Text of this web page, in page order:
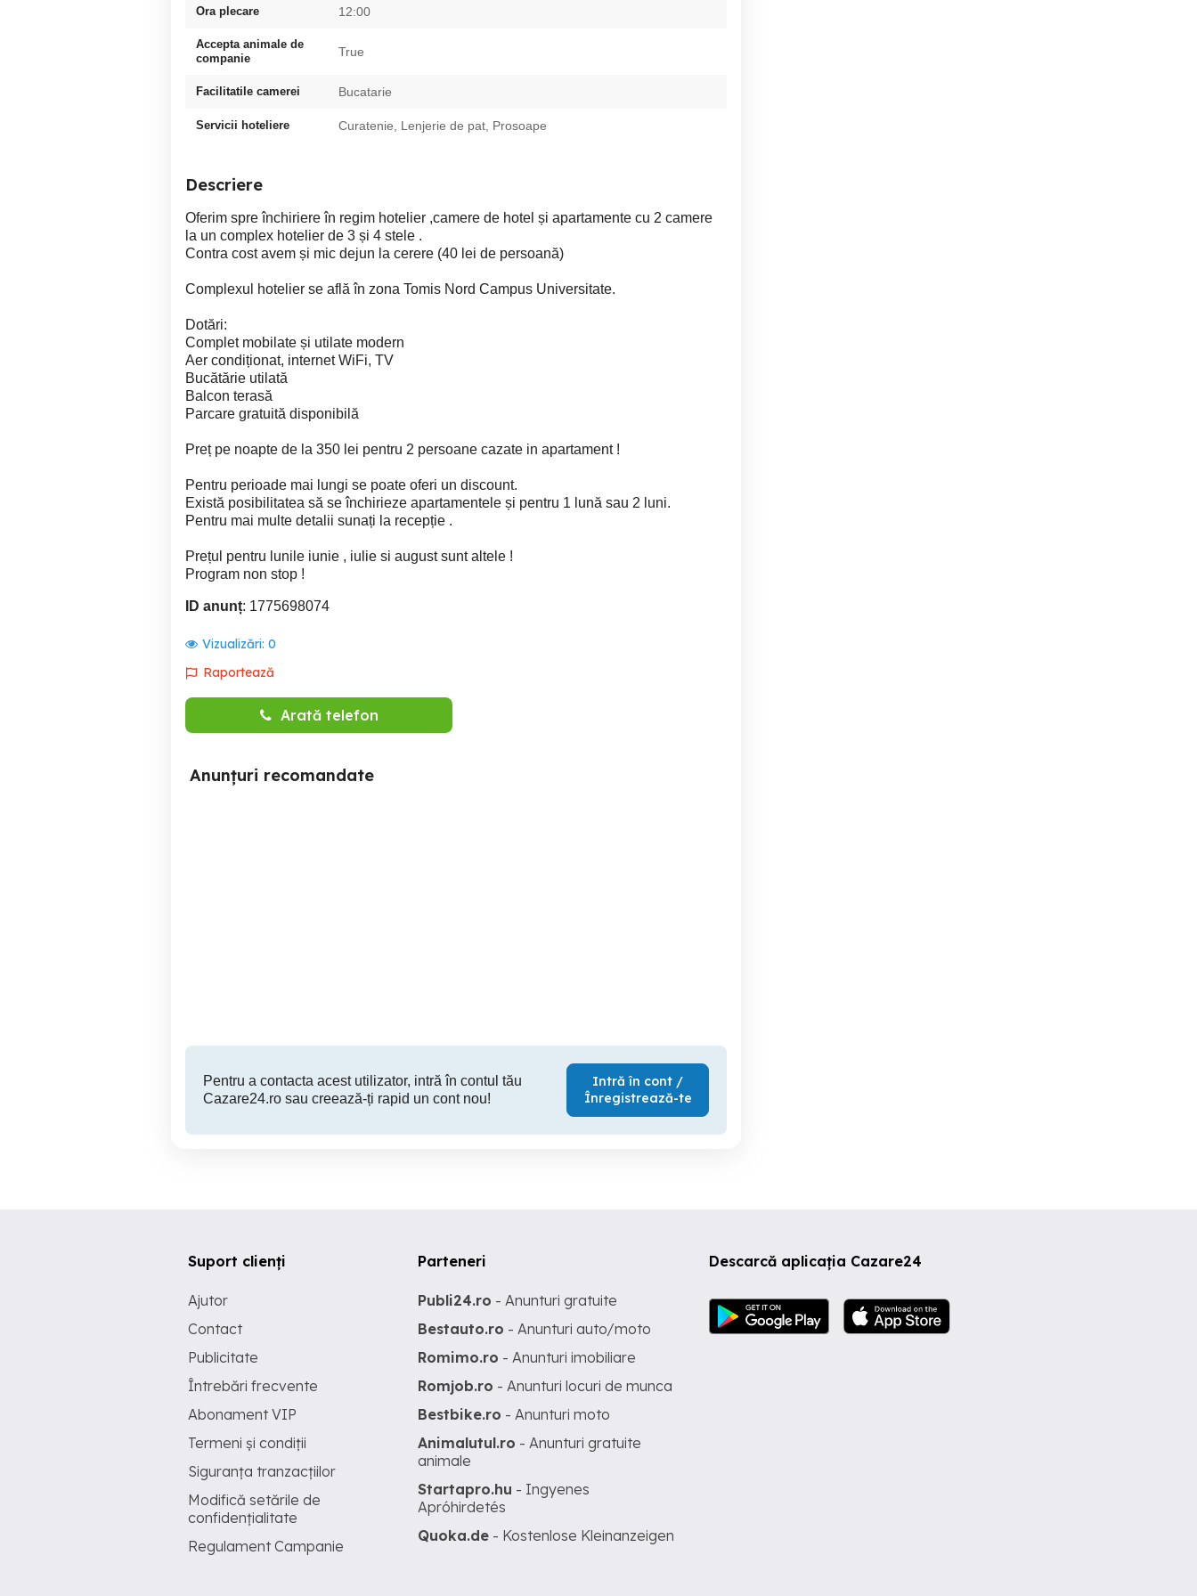
Ora plecare 12:00
Accepta animale de
companie
True
Facilitatile camerei Bucatarie
Servicii hoteliere Curatenie, Lenjerie de pat, Prosoape
Descriere
Oferim spre închiriere în regim hotelier ,camere de hotel și apartamente cu 2 camere
la un complex hotelier de 3 și 4 stele .
Contra cost avem și mic dejun la cerere (40 lei de persoană)
Complexul hotelier se află în zona Tomis Nord Campus Universitate.
Dotări:
Complet mobilate și utilate modern
Aer condiționat, internet WiFi, TV
Bucătărie utilată
Balcon terasă
Parcare gratuită disponibilă
Preț pe noapte de la 350 lei pentru 2 persoane cazate in apartament !
Pentru perioade mai lungi se poate oferi un discount.
Există posibilitatea să se închirieze apartamentele și pentru 1 lună sau 2 luni.
Pentru mai multe detalii sunați la recepție .
Prețul pentru lunile iunie , iulie si august sunt altele !
Program non stop !
ID anunț: 1775698074
Vizualizări: 0
Raportează
Arată telefon
Anunțuri recomandate
Pentru a contacta acest utilizator, intră în contul tău
Cazare24.ro sau creează-ți rapid un cont nou!
Intră în cont /
Înregistrează-te
Descarcă aplicația Cazare24
Suport clienți
Ajutor
Contact
Publicitate
Întrebări frecvente
Abonament VIP
Termeni și condiții
Siguranța tranzacțiilor
Modifică setările de
confidențialitate
Regulament Campanie
Parteneri
Publi24.ro - Anunturi gratuite
Bestauto.ro - Anunturi auto/moto
Romimo.ro - Anunturi imobiliare
Romjob.ro - Anunturi locuri de munca
Bestbike.ro - Anunturi moto
Animalutul.ro - Anunturi gratuite
animale
Startapro.hu - Ingyenes
Apróhirdetés
Quoka.de - Kostenlose Kleinanzeigen